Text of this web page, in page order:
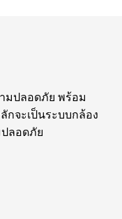
มปลอดภัย พร้อม
กจะเป็นระบบกล้อง
ปลอดภัย